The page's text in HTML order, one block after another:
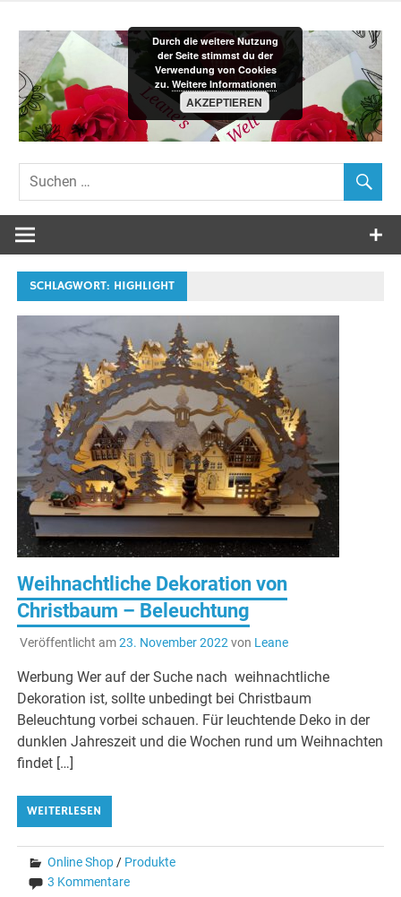
Inhalt
springen
Leane´s-
Welt
SCHLAGWORT: HIGHLIGHT
Weihnachtliche Dekoration von
Christbaum – Beleuchtung
Veröffentlicht am23. November 2022 von Leane
Werbung Wer auf der Suche nach weihnachtliche
Dekoration ist, sollte unbedingt bei Christbaum
Beleuchtung vorbei schauen. Für leuchtende Deko in der
dunklen Jahreszeit und die Wochen rund um Weihnachten
findet […]
WEITERLESEN
Online Shop / Produkte
3 Kommentare
Durch die weitere Nutzung
der Seite stimmst du der
Verwendung von Cookies
zu. Weitere Informationen
AKZEPTIEREN